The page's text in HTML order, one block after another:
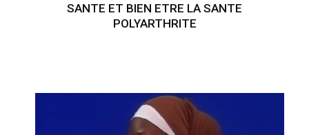
SANTE ET BIEN ETRE LA SANTE
POLYARTHRITE